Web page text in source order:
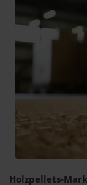
Holzpellets-